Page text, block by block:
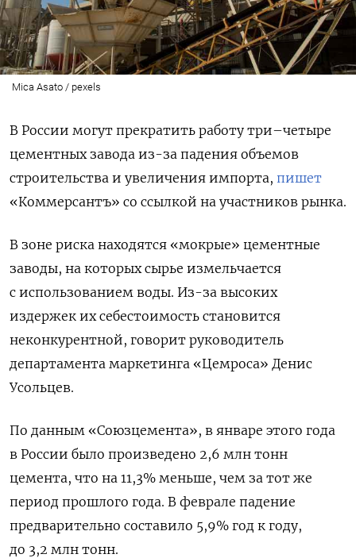
Mica Asato / pexels
В России могут прекратить работу три–четыре
цементных завода из-за падения объемов
строительства и увеличения импорта, пишет
«Коммерсантъ» со ссылкой на участников рынка.
В зоне риска находятся «мокрые» цементные
заводы, на которых сырье измельчается
с использованием воды. Из-за высоких
издержек их себестоимость становится
неконкурентной, говорит руководитель
департамента маркетинга «Цемроса» Денис
Усольцев.
По данным «Союзцемента», в январе этого года
в России было произведено 2,6 млн тонн
цемента, что на 11,3% меньше, чем за тот же
период прошлого года. В феврале падение
предварительно составило 5,9% год к году,
до 3,2 млн тонн.